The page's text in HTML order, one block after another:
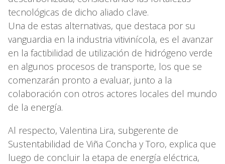
tecnológicas de dicho aliado clave.
Una de estas alternativas, que destaca por su
vanguardia en la industria vitivinícola, es el avanzar
en la factibilidad de utilización de hidrógeno verde
en algunos procesos de transporte, los que se
comenzarán pronto a evaluar, junto a la
colaboración con otros actores locales del mundo
de la energía.
Al respecto, Valentina Lira, subgerente de
Sustentabilidad de Viña Concha y Toro, explica que
luego de concluir la etapa de energía eléctrica,